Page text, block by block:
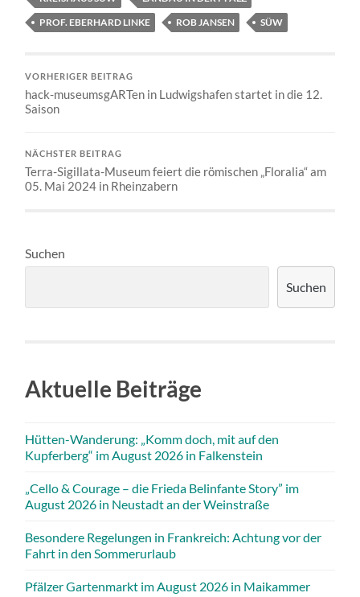
PROF. EBERHARD LINKE
ROB JANSEN SÜW
VORHERIGER BEITRAG
hack-museumsgARTen in Ludwigshafen startet in die 12.
Saison
NÄCHSTER BEITRAG
Terra-Sigillata-Museum feiert die römischen „Floralia“ am
05. Mai 2024 in Rheinzabern
Suchen
Suchen
Aktuelle Beiträge
Hütten-Wanderung: „Komm doch, mit auf den
Kupferberg“ im August 2026 in Falkenstein
„Cello & Courage – die Frieda Belinfante Story” im
August 2026 in Neustadt an der Weinstraße
Besondere Regelungen in Frankreich: Achtung vor der
Fahrt in den Sommerurlaub
Pfälzer Gartenmarkt im August 2026 in Maikammer